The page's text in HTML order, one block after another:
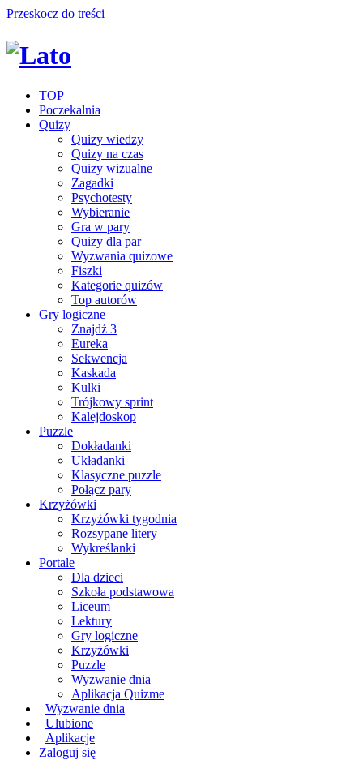
Przeskocz do treści
TOP
Poczekalnia
Quizy
Quizy wiedzy
Quizy na czas
Quizy wizualne
Zagadki
Psychotesty
Wybieranie
Gra w pary
Quizy dla par
Wyzwania quizowe
Fiszki
Kategorie quizów
Top autorów
Gry logiczne
Znajdź 3
Eureka
Sekwencja
Kaskada
Kulki
Trójkowy sprint
Kalejdoskop
Puzzle
Dokładanki
Układanki
Klasyczne puzzle
Połącz pary
Krzyżówki
Krzyżówki tygodnia
Rozsypane litery
Wykreślanki
Portale
Dla dzieci
Szkoła podstawowa
Liceum
Lektury
Gry logiczne
Krzyżówki
Puzzle
Wyzwanie dnia
Aplikacja Quizme
Wyzwanie dnia
Ulubione
Aplikacje
Zaloguj się